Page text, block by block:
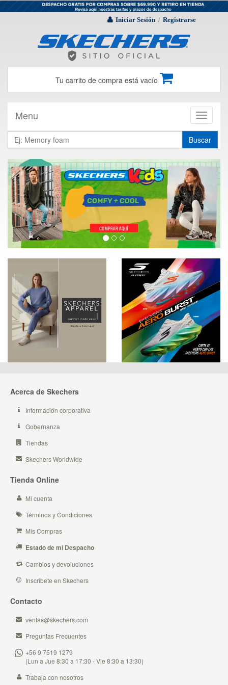
Iniciar Sesión / Registrarse
Tu carrito de compra está vacío
Toggle
Menu
Buscar
Previous Next
Acerca de Skechers
Información corporativa
Gobernanza
Tiendas
Skechers Worldwide
Tienda Online
Mi cuenta
Términos y Condiciones
Mis Compras
Estado de mi Despacho
Cambios y devoluciones
Inscribete en Skechers
Contacto
ventas@skechers.com
Preguntas Frecuentes
+56 9 7519 1279
(Lun a Jue 8:30 a 17:30 - Vie 8:30 a 13:30)
Trabaja con nosotros